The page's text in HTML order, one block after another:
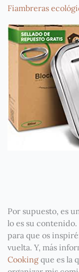
Fiambreras
Por supuesto, es
lo es su contenido.
para que os
vuelta. Y, más
Cooking que es la